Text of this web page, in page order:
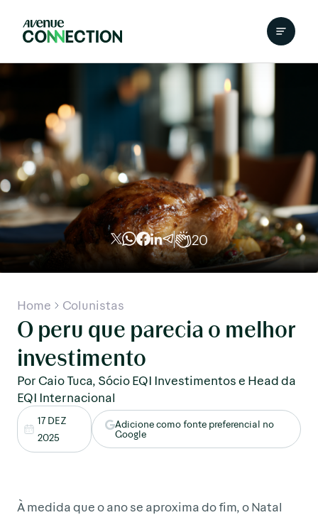
20
Home Colunistas
O peru que parecia o melhor
investimento
Por Caio Tuca, Sócio EQI Investimentos e Head da
EQI Internacional
17 DEZ
2025
Adicione como fonte preferencial no
Google
À medida que o ano se aproxima do fim, o Natal